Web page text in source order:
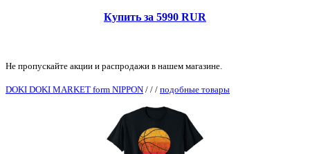
Купить за 5990 RUR
Не пропускайте акции и распродажи в нашем магазине.
DOKI DOKI MARKET form NIPPON / / / подобные товары